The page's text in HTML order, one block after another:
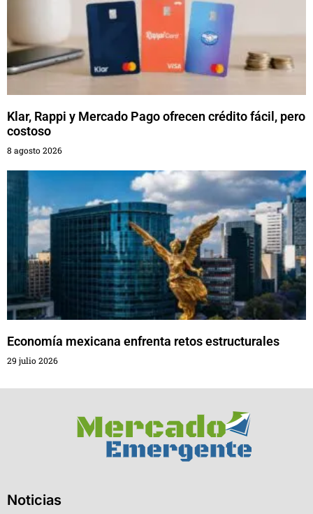
Klar, Rappi y Mercado Pago ofrecen crédito fácil, pero
costoso
8 agosto 2026
Economía mexicana enfrenta retos estructurales
29 julio 2026
Noticias